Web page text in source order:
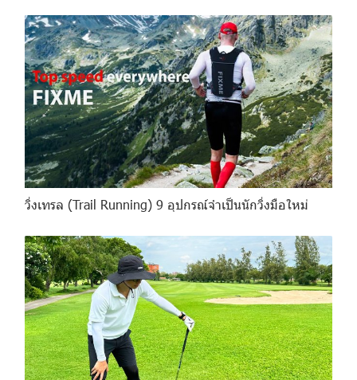
วิ่งเทรล (Trail Running) 9 อุปกรณ์จำเป็นนักวิ่งมือใหม่